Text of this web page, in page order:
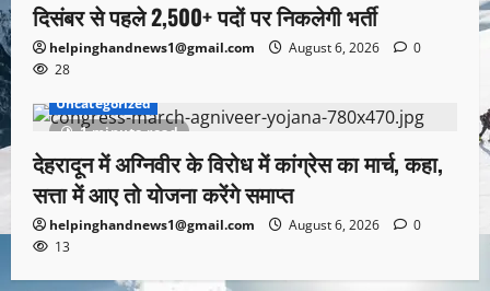
दिसंबर से पहले 2,500+ पदों पर निकलेगी भर्ती
helpinghandnews1@gmail.com August 6, 2026
0
28
1 minute read
Uncategorized
देहरादून में अग्निवीर के विरोध में कांग्रेस का मार्च, कहा,
सत्ता में आए तो योजना करेंगे समाप्त
helpinghandnews1@gmail.com August 6, 2026
0
13